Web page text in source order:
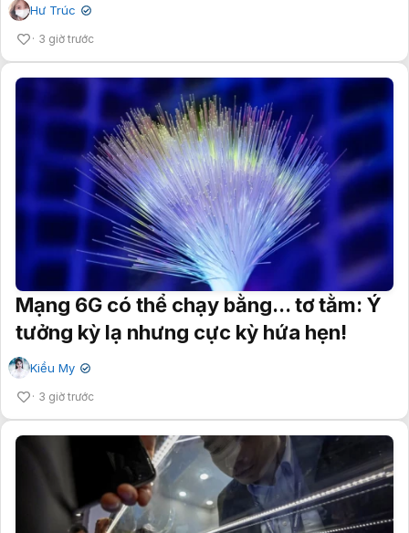
Hư Trúc ✔
3 giờ trước
Mạng 6G có thể chạy bằng... tơ tằm: Ý
tưởng kỳ lạ nhưng cực kỳ hứa hẹn!
Kiều My ✔
3 giờ trước